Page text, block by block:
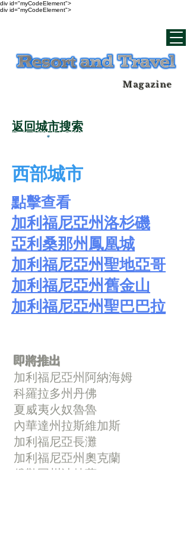
div id="myCodeElement">
div id="myCodeElement">
Magazine
返回城市搜索
西部城市
點擊查看
加利福尼亞州洛杉磯
亞利桑那州鳳凰城
加利福尼亞州聖地亞哥
加利福尼亞州舊金山
加利福尼亞州聖巴巴拉
即將推出
加利福尼亞州阿納海姆
科羅拉多州丹佛
夏威夷火奴魯魯
內華達州拉斯維加斯
加利福尼亞長灘
加利福尼亞州奧克蘭
俄勒岡州波特蘭